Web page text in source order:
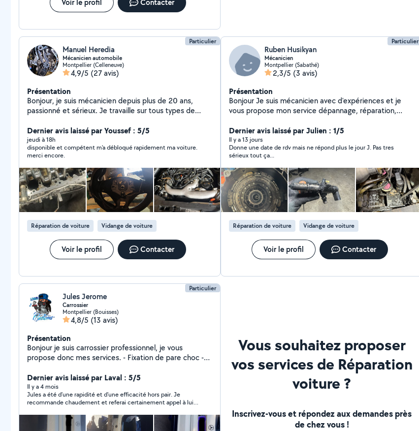
Voir le profil Contacter
Particulier
Manuel Heredia
Mécanicien automobile
Montpellier (Celleneuve)
4,9/5 (27 avis)
Présentation
Bonjour, je suis mécanicien depuis plus de 20 ans,
passionné et sérieux. Je travaille sur tous types de
spécialité dans les voitures allemandes : BMW,
Mercedes, Audi, Volkswagen. J'effectue tous les
travaux mécaniques, du simple entretien aux
réparations complexes (boîte, moteur, embrayage,
distribution). J'effectue aussi les réparations de ciel de
toit qui se décollent et je remplace le cuir des volants.
Travail propre, honnête et soigné, toujours au meilleur
rapport qualité-prix. N'hésitez pas à me contacter pour
un devis ou un conseil, je réponds rapidement.
Dernier avis laissé par Youssef : 5/5
jeudi à 18h
disponible et compétent m'a débloqué rapidement ma voiture.
merci encore.
Réparation de voiture Vidange de voiture
Voir le profil Contacter
Particulier
Ruben Husikyan
Mécanicien
Montpellier (Sabathé)
2,3/5 (3 avis)
Présentation
Bonjour Je suis mécanicien avec d'expériences et je
vous propose mon service dépannage, réparation,
diagnostic etc
Dernier avis laissé par Julien : 1/5
Il y a 13 jours
Donne une date de rdv mais ne répond plus le jour J. Pas tres
sérieux tout ça...
Réparation de voiture Vidange de voiture
Voir le profil Contacter
Particulier
Jules Jerome
Carrossier
Montpellier (Bouisses)
4,8/5 (13 avis)
Présentation
Bonjour je suis carrossier professionnel, je vous
propose donc mes services. - Fixation de pare choc -
vitre/porte - Changement de plaque - Changement
d'ampoules/phare - Changement d'aile - Revêtement
de plafond - Teinte des vitres - Démontage de pare
choc et changement d'éléments - Réfection de phares.
N'hésitez pas à m'envoyer un message .
Dernier avis laissé par Laval : 5/5
Il y a 4 mois
Jules a été d’une rapidité et d’une efficacité hors pair. Je
recommande chaudement et referai certainement appel à lui
Vous souhaitez proposer
vos services de Réparation
voiture ?
Inscrivez-vous et répondez aux demandes près
de chez vous !